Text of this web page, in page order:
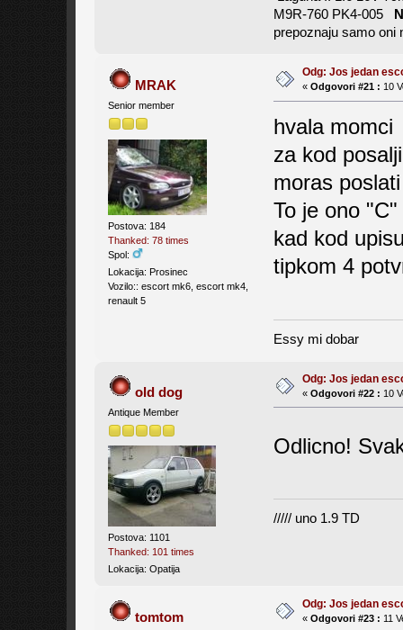
M9R-760 PK4-005
prepoznaju samo oni
MRAK
Senior member
Postova: 184
Thanked: 78 times
Spol:
Lokacija: Prosinec
Vozilo:: escort mk6, escort mk4,
renault 5
Odg: Jos jedan
«Odgovori #21 : 10
hvala
za kod
moras
To je ono
kad kod
tipkom 4
Essy mi dobar
old dog
Antique Member
Postova: 1101
Thanked: 101 times
Lokacija: Opatija
Odg: Jos jedan
«Odgovori #22 : 10
Odlicno!
///// uno 1.9 TD
tomtom
Odg: Jos jedan
«Odgovori #23 : 11